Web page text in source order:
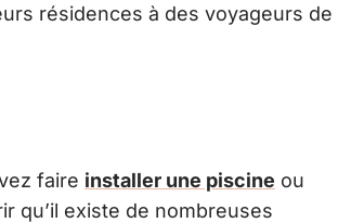
résidences à des voyageurs de
faire installer une piscine ou
qu’il existe de nombreuses